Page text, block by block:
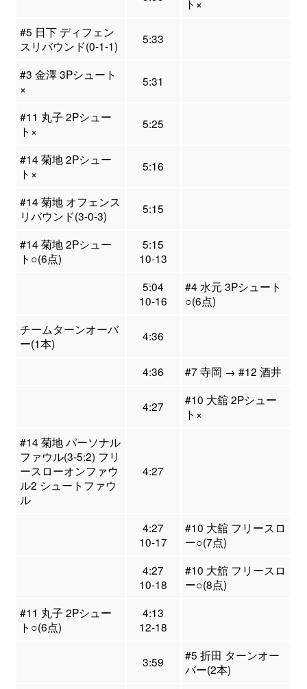
ト×
#5 日下 ディフェン
スリバウンド(0-1-1)
5:33
#3 金澤 3Pシュート
×
5:31
#11 丸子 2Pシュー
ト×
5:25
#14 菊地 2Pシュー
ト×
5:16
#14 菊地 オフェンス
リバウンド(3-0-3)
5:15
#14 菊地 2Pシュー
ト○(6点)
5:15
10-13
5:04
10-16
#4 水元 3Pシュート
○(6点)
チームターンオーバ
ー(1本)
4:36
4:36 #7 寺岡 → #12 酒井
4:27
#10 大舘 2Pシュー
ト×
#14 菊地 パーソナル
ファウル(3-5:2) フリ
ースローオンファウ
ル2 シュートファウ
ル
4:27
4:27
10-17
#10 大舘 フリースロ
ー○(7点)
4:27
10-18
#10 大舘 フリースロ
ー○(8点)
#11 丸子 2Pシュー
ト○(6点)
4:13
12-18
3:59
#5 折田 ターンオー
バー(2本)